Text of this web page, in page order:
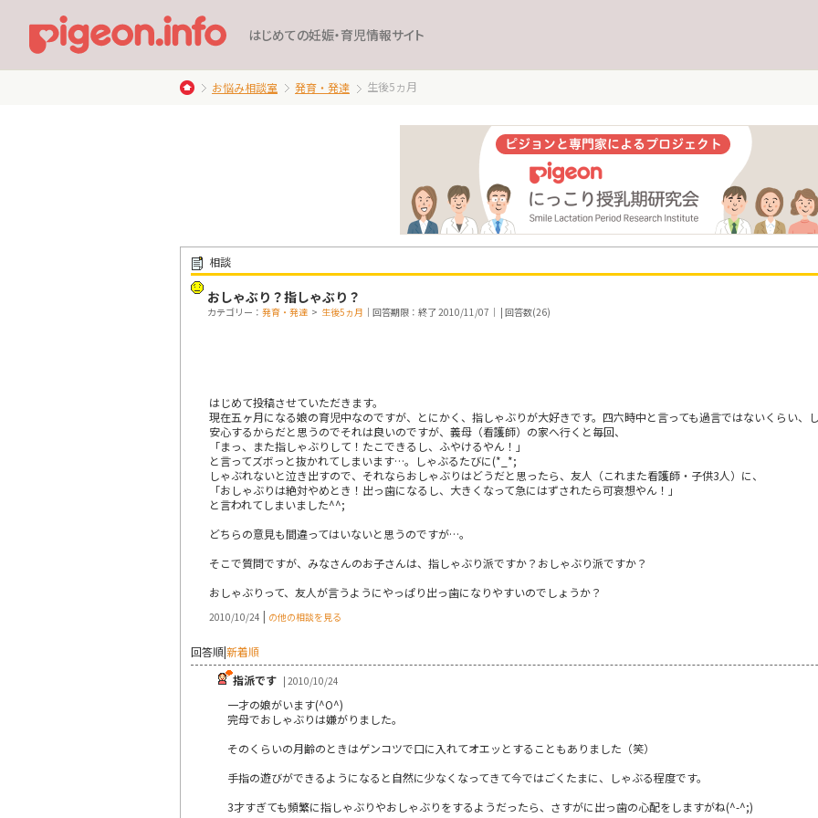
はじめての妊娠・育児情報サイト
お悩み相談室 発育・発達 生後5ヵ月
相談
おしゃぶり？指しゃぶり？
カテゴリー： 発育・発達 > 生後5ヵ月 ｜回答期限：終了 2010/11/07｜ | 回答数(26)
はじめて投稿させていただきます。
現在五ヶ月になる娘の育児中なのですが、とにかく、指しゃぶりが大好きです。四六時中と言っても過言ではないくらい、し
安心するからだと思うのでそれは良いのですが、義母（看護師）の家へ行くと毎回、
「まっ、また指しゃぶりして！たこできるし、ふやけるやん！」
と言ってズボっと抜かれてしまいます…。しゃぶるたびに(*_*;
しゃぶれないと泣き出すので、それならおしゃぶりはどうだと思ったら、友人（これまた看護師・子供3人）に、
「おしゃぶりは絶対やめとき！出っ歯になるし、大きくなって急にはずされたら可哀想やん！」
と言われてしまいました^^;
どちらの意見も間違ってはいないと思うのですが…。
そこで質問ですが、みなさんのお子さんは、指しゃぶり派ですか？おしゃぶり派ですか？
おしゃぶりって、友人が言うようにやっぱり出っ歯になりやすいのでしょうか？
2010/10/24 | の他の相談を見る
回答順|新着順
指派です | 2010/10/24
一才の娘がいます(^O^)
完母でおしゃぶりは嫌がりました。
そのくらいの月齢のときはゲンコツで口に入れてオエッとすることもありました（笑）
手指の遊びができるようになると自然に少なくなってきて今ではごくたまに、しゃぶる程度です。
3才すぎても頻繁に指しゃぶりやおしゃぶりをするようだったら、さすがに出っ歯の心配をしますがね(^-^;)